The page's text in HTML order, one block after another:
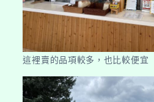
這裡賣的品項較多，也比較便宜